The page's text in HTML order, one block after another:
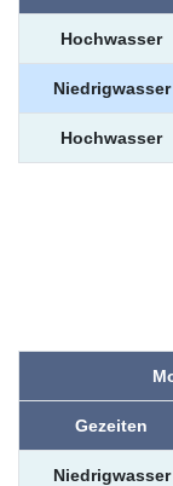
Hochwasser
Niedrigwasser
Hochwasser
Gezeiten
Niedrigwasser